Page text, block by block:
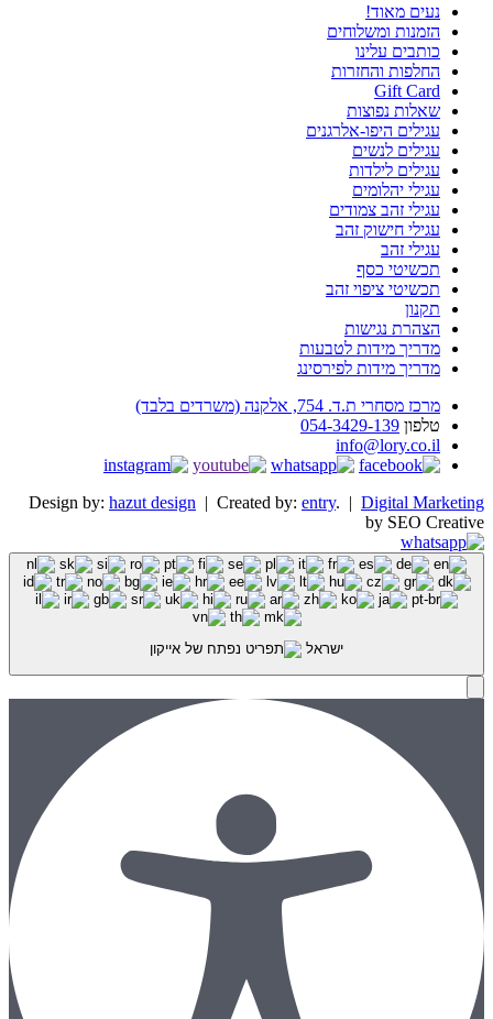
נעים מאוד!
הזמנות ומשלוחים
כותבים עלינו
החלפות והחזרות
Gift Card
שאלות נפוצות
עגילים היפו-אלרגנים
עגילים לנשים
עגילים לילדות
עגילי יהלומים
עגילי זהב צמודים
עגילי חישוק זהב
עגילי זהב
תכשיטי כסף
תכשיטי ציפוי זהב
תקנון
הצהרת נגישות
מדריך מידות לטבעות
מדריך מידות לפירסינג
מרכז מסחרי ת.ד. 754, אלקנה (משרדים בלבד)
טלפון 054-3429-139
info@lory.co.il
Design by: hazut design | Created by: entry. | Digital Marketing
by SEO Creative
ישראל